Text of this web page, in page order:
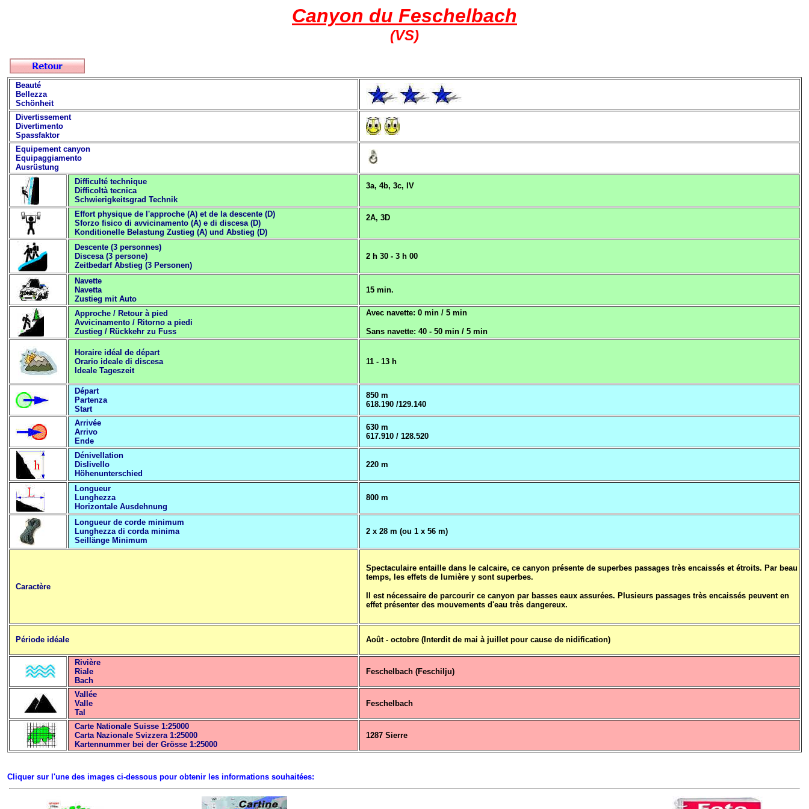
Canyon du Feschelbach
(VS)
Beauté
Bellezza
Schönheit
Divertissement
Divertimento
Spassfaktor
Equipement canyon
Equipaggiamento
Ausrüstung
Difficulté technique
Difficoltà tecnica
Schwierigkeitsgrad Technik
3a, 4b, 3c, IV
Effort physique de l'approche (A) et de la descente (D)
Sforzo fisico di avvicinamento (A) e di discesa (D)
Konditionelle Belastung Zustieg (A) und Abstieg (D)
2A, 3D
Descente (3 personnes)
Discesa (3 persone)
Zeitbedarf Abstieg (3 Personen)
2 h 30 - 3 h 00
Navette
Navetta
Zustieg mit Auto
15 min.
Approche / Retour à pied
Avvicinamento / Ritorno a piedi
Zustieg / Rückkehr zu Fuss
Avec navette: 0 min / 5 min
Sans navette: 40 - 50 min / 5 min
Horaire idéal de départ
Orario ideale di discesa
Ideale Tageszeit
11 - 13 h
Départ
Partenza
Start
850 m
618.190 /129.140
Arrivée
Arrivo
Ende
630 m
617.910 / 128.520
Dénivellation
Dislivello
Höhenunterschied
220 m
Longueur
Lunghezza
Horizontale Ausdehnung
800 m
Longueur de corde minimum
Lunghezza di corda minima
Seillänge Minimum
2 x 28 m (ou 1 x 56 m)
Caractère
Spectaculaire entaille dans le calcaire, ce canyon présente de superbes passages très encaissés et étroits. Par beau
temps, les effets de lumière y sont superbes.
Il est nécessaire de parcourir ce canyon par basses eaux assurées. Plusieurs passages très encaissés peuvent en
effet présenter des mouvements d'eau très dangereux.
Période idéale Août - octobre (Interdit de mai à juillet pour cause de nidification)
Rivière
Riale
Bach
Feschelbach (Feschilju)
Vallée
Valle
Tal
Feschelbach
Carte Nationale Suisse 1:25000
Carta Nazionale Svizzera 1:25000
Kartennummer bei der Grösse 1:25000
1287 Sierre
Cliquer sur l'une des images ci-dessous pour obtenir les informations souhaitées: